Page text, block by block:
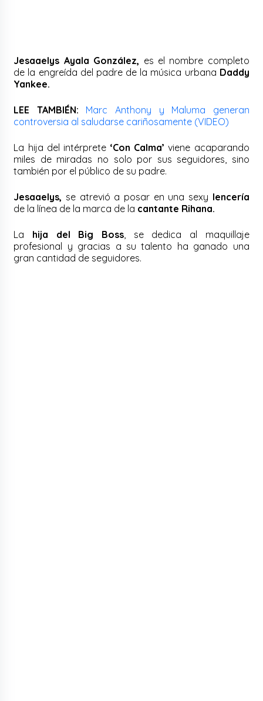
Jesaaelys Ayala González, es el nombre completo
de la engreída del padre de la música urbana Daddy
Yankee.
LEE TAMBIÉN: Marc Anthony y Maluma generan
controversia al saludarse cariñosamente (VIDEO)
La hija del intérprete ‘Con Calma’ viene acaparando
miles de miradas no solo por sus seguidores, sino
también por el público de su padre.
Jesaaelys, se atrevió a posar en una sexy lencería
de la línea de la marca de la cantante Rihana.
La hija del Big Boss , se dedica al maquillaje
profesional y gracias a su talento ha ganado una
gran cantidad de seguidores.